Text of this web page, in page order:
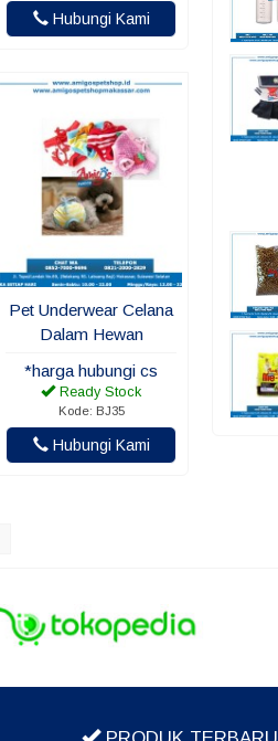
Hubungi Kami
Pet Underwear Celana
Dalam Hewan
*harga hubungi cs
Ready Stock
Kode: BJ35
Hubungi Kami